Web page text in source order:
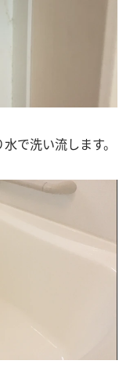
で洗い流します。